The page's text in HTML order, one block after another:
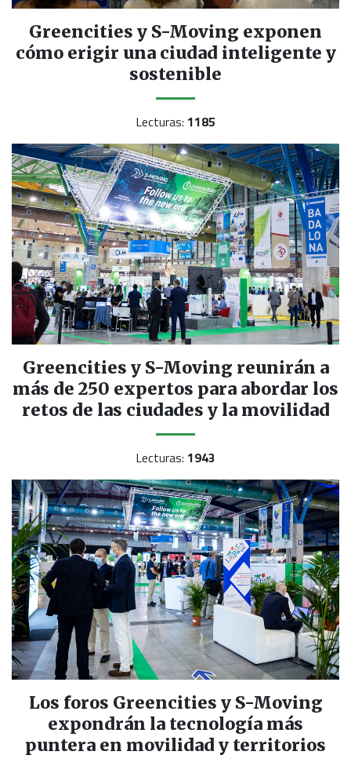
Greencities y S-Moving exponen
cómo erigir una ciudad inteligente y
sostenible
Lecturas: 1185
Greencities y S-Moving reunirán a
más de 250 expertos para abordar los
retos de las ciudades y la movilidad
Lecturas: 1943
Los foros Greencities y S-Moving
expondrán la tecnología más
puntera en movilidad y territorios